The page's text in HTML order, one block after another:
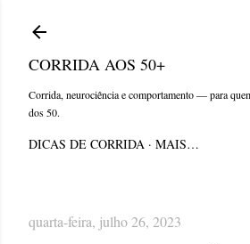
CORRIDA AOS 50+
Corrida, neurociência e comportamento — para
dos 50.
DICAS DE CORRIDA MAIS…
quarta-feira, julho 26, 2023